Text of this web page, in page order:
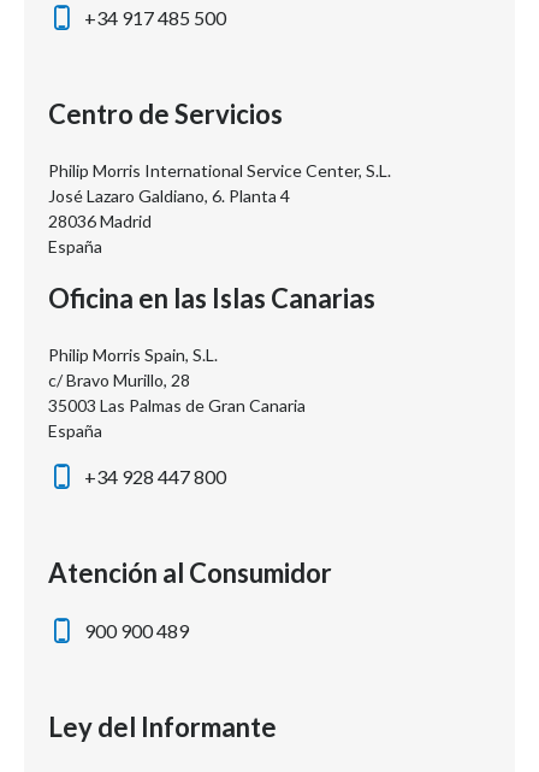
+34 917 485 500
Centro de Servicios
Philip Morris International Service Center, S.L.
José Lazaro Galdiano, 6. Planta 4
28036 Madrid
España
Oficina en las Islas Canarias
Philip Morris Spain, S.L.
c/ Bravo Murillo, 28
35003 Las Palmas de Gran Canaria
España
+34 928 447 800
Atención al Consumidor
900 900 489
Ley del Informante